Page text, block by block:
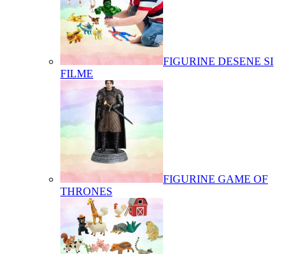
FIGURINE DESENE SI
FILME
FIGURINE GAME OF
THRONES